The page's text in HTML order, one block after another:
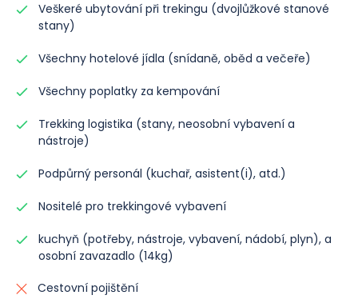
Veškeré ubytování při trekingu (dvojlůžkové stanové
stany)
Všechny hotelové jídla (snídaně, oběd a večeře)
Všechny poplatky za kempování
Trekking logistika (stany, neosobní vybavení a
nástroje)
Podpůrný personál (kuchař, asistent(i), atd.)
Nositelé pro trekkingové vybavení
kuchyň (potřeby, nástroje, vybavení, nádobí, plyn), a
osobní zavazadlo (14kg)
Cestovní pojištění